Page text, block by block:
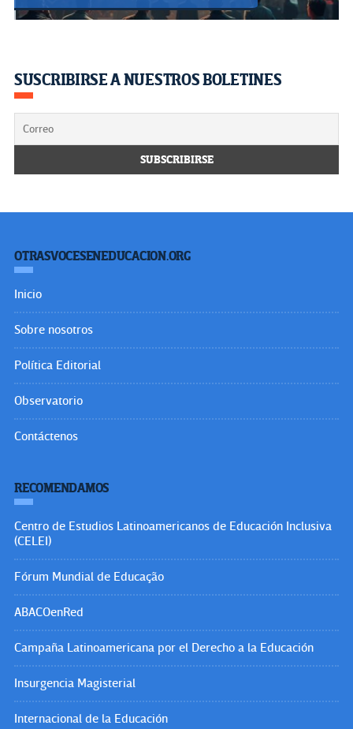
SUSCRIBIRSE A NUESTROS BOLETINES
OTRASVOCESENEDUCACION.ORG
Inicio
Sobre nosotros
Política Editorial
Observatorio
Contáctenos
RECOMENDAMOS
Centro de Estudios Latinoamericanos de Educación Inclusiva
(CELEI)
Fórum Mundial de Educação
ABACOenRed
Campaña Latinoamericana por el Derecho a la Educación
Insurgencia Magisterial
Internacional de la Educación